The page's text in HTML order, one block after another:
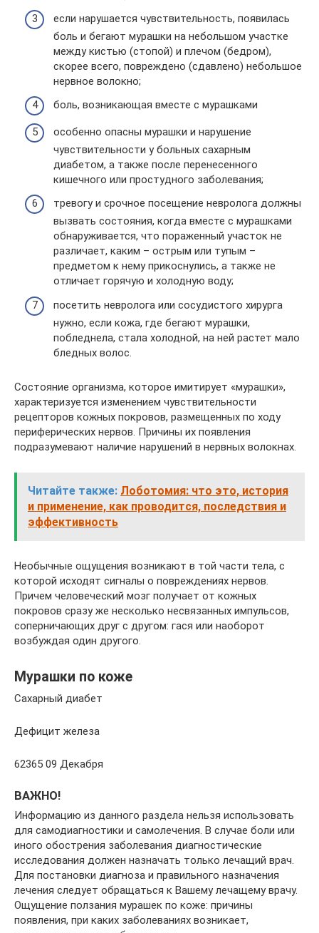
если нарушается чувствительность, появилась
боль и бегают мурашки на небольшом участке
между кистью (стопой) и плечом (бедром),
скорее всего, повреждено (сдавлено) небольшое
нервное волокно;
боль, возникающая вместе с мурашками
особенно опасны мурашки и нарушение
чувствительности у больных сахарным
диабетом, а также после перенесенного
кишечного или простудного заболевания;
тревогу и срочное посещение невролога должны
вызвать состояния, когда вместе с мурашками
обнаруживается, что пораженный участок не
различает, каким – острым или тупым –
предметом к нему прикоснулись, а также не
отличает горячую и холодную воду;
посетить невролога или сосудистого хирурга
нужно, если кожа, где бегают мурашки,
побледнела, стала холодной, на ней растет мало
бледных волос.
Состояние организма, которое имитирует «мурашки»,
характеризуется изменением чувствительности
рецепторов кожных покровов, размещенных по ходу
периферических нервов. Причины их появления
подразумевают наличие нарушений в нервных волокнах.
Читайте также: Лоботомия: что это, история
и применение, как проводится, последствия и
эффективность
Необычные ощущения возникают в той части тела, с
которой исходят сигналы о повреждениях нервов.
Причем человеческий мозг получает от кожных
покровов сразу же несколько несвязанных импульсов,
соперничающих друг с другом: гася или наоборот
возбуждая один другого.
Мурашки по коже
Сахарный диабет
Дефицит железа
62365 09 Декабря
ВАЖНО!
Информацию из данного раздела нельзя использовать
для самодиагностики и самолечения. В случае боли или
иного обострения заболевания диагностические
исследования должен назначать только лечащий врач.
Для постановки диагноза и правильного назначения
лечения следует обращаться к Вашему лечащему врачу.
Ощущение ползания мурашек по коже: причины
появления, при каких заболеваниях возникает,